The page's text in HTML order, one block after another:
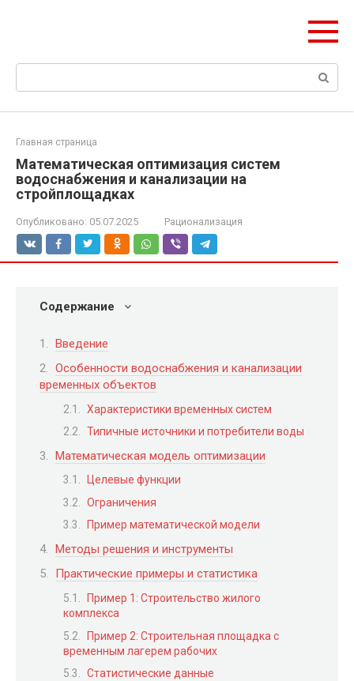
Поиск:
Главная страница
Математическая оптимизация систем
водоснабжения и канализации на
стройплощадках
Опубликовано: 05.07.2025 Рационализация
Содержание
Введение
Особенности водоснабжения и канализации
временных объектов
Характеристики временных систем
Типичные источники и потребители воды
Математическая модель оптимизации
Целевые функции
Ограничения
Пример математической модели
Методы решения и инструменты
Практические примеры и статистика
Пример 1: Строительство жилого
комплекса
Пример 2: Строительная площадка с
временным лагерем рабочих
Статистические данные